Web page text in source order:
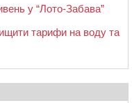
у “Лото-Забава”
тарифи на воду та